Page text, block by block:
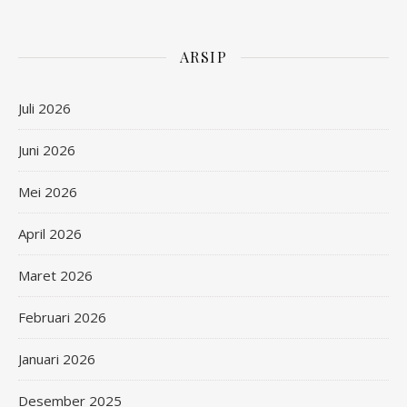
ARSIP
Juli 2026
Juni 2026
Mei 2026
April 2026
Maret 2026
Februari 2026
Januari 2026
Desember 2025